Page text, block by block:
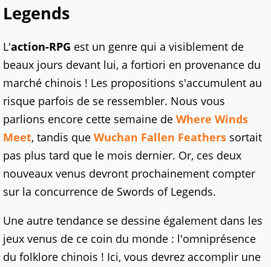
Legends
L'action-RPG est un genre qui a visiblement de
beaux jours devant lui, a fortiori en provenance du
marché chinois ! Les propositions s'accumulent au
risque parfois de se ressembler. Nous vous
parlions encore cette semaine de Where Winds
Meet, tandis que Wuchan Fallen Feathers sortait
pas plus tard que le mois dernier. Or, ces deux
nouveaux venus devront prochainement compter
sur la concurrence de Swords of Legends.
Une autre tendance se dessine également dans les
jeux venus de ce coin du monde : l'omniprésence
du folklore chinois ! Ici, vous devrez accomplir une